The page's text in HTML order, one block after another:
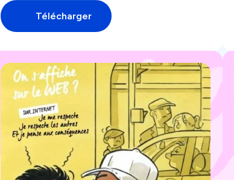
Télécharger